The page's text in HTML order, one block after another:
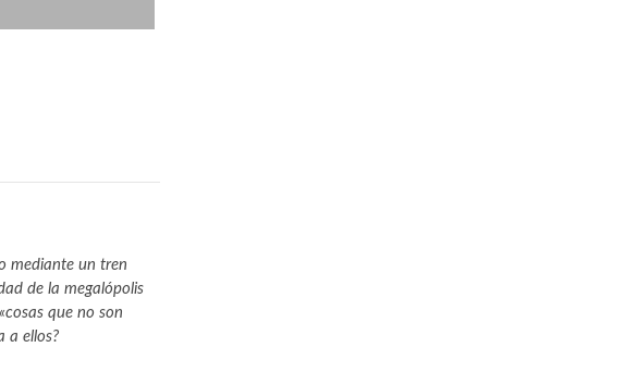
mediante un tren
de la megalópolis
que no son
a ellos?